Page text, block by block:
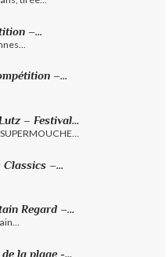
–...
–...
– Festival...
–...
Regard –...
la plage -...